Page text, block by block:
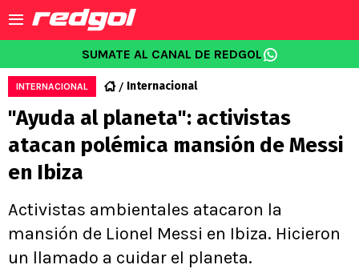
SUMATE AL CANAL DE REDGOL
INTERNACIONAL Internacional
"Ayuda al planeta": activistas
atacan polémica mansión de Messi
en Ibiza
Activistas ambientales atacaron la
mansión de Lionel Messi en Ibiza. Hicieron
un llamado a cuidar el planeta.